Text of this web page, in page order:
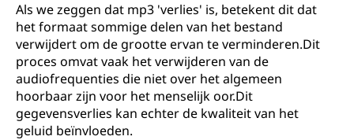
Als we zeggen dat mp3 'verlies' is, betekent dit dat
het formaat sommige delen van het bestand
verwijdert om de grootte ervan te verminderen.Dit
proces omvat vaak het verwijderen van de
audiofrequenties die niet over het algemeen
hoorbaar zijn voor het menselijk oor.Dit
gegevensverlies kan echter de kwaliteit van het
geluid beïnvloeden.